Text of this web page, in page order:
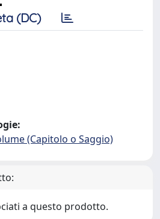
(DC)
(Capitolo o Saggio)
a questo prodotto.